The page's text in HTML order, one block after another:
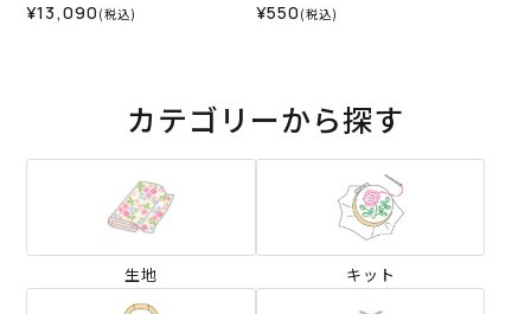
¥13,090 (税込) ¥550 (税込)
カテゴリーから探す
生地 キット